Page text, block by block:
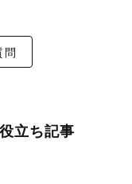
立ち記事